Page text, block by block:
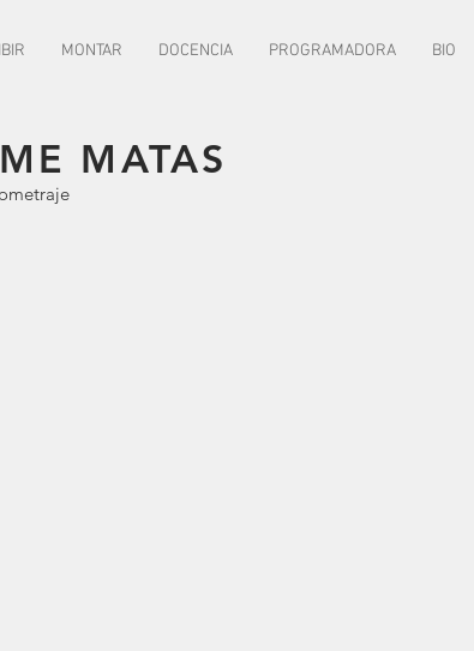
MONTAR DOCENCIA PROGRAMADORA BIO
MATAS